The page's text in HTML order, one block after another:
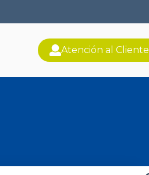
Atención al Cliente